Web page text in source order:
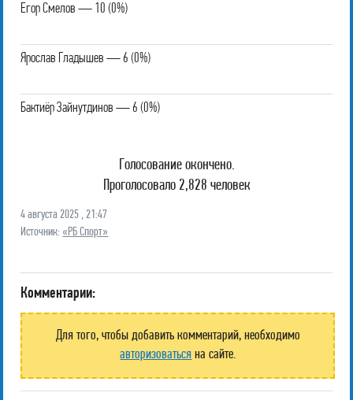
Егор Смелов — 10 (0%)
Ярослав Гладышев — 6 (0%)
Бактиёр Зайнутдинов — 6 (0%)
Голосование окончено.
Проголосовало 2,828 человек
4 августа 2025 , 21:47
Источник: «РБ Спорт»
Комментарии:
Для того, чтобы добавить комментарий, необходимо
авторизоваться на сайте.